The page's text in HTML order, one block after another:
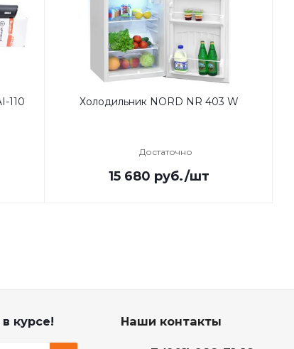
110
Холодильник NORD NR 403 W
Достаточно
15 680 руб./шт
курсе! Наши контакты